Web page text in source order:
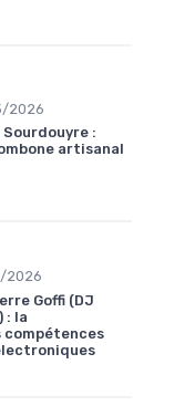
2026
:
artisanal
2026
Goffi (DJ
: la
compétences